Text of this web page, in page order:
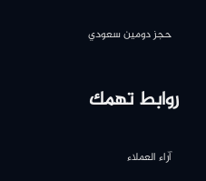
حجز دومين سعودي
روابط تهمك
آراء العملاء